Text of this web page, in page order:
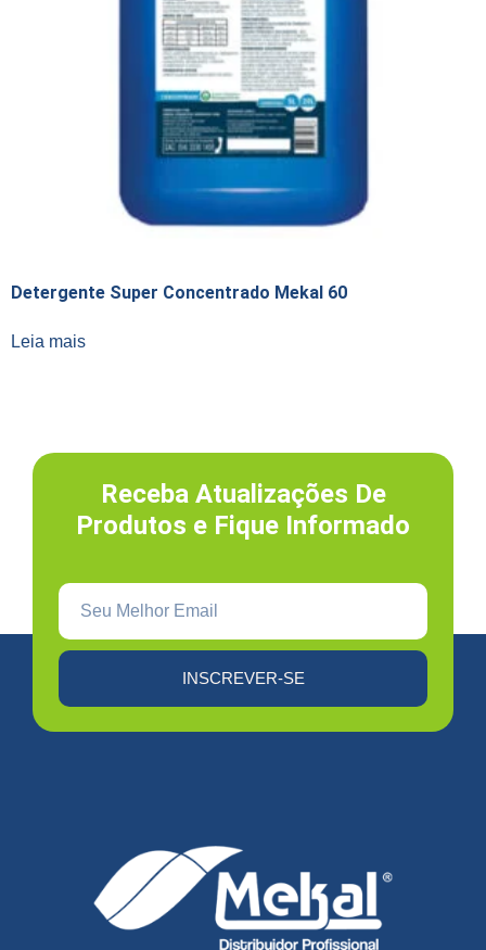
Detergente Super Concentrado Mekal 60
Leia mais
Receba Atualizações De
Produtos e Fique Informado
INSCREVER-SE